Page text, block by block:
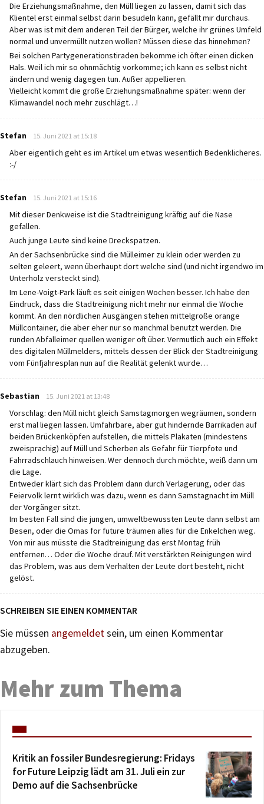
Die Erziehungsmaßnahme, den Müll liegen zu lassen, damit sich das
Klientel erst einmal selbst darin besudeln kann, gefällt mir durchaus.
Aber was ist mit dem anderen Teil der Bürger, welche ihr grünes Umfeld
normal und unvermüllt nutzen wollen? Müssen diese das hinnehmen?
Bei solchen Partygenerationstiraden bekomme ich öfter einen dicken
Hals. Weil ich mir so ohnmächtig vorkomme; ich kann es selbst nicht
ändern und wenig dagegen tun. Außer appellieren.
Vielleicht kommt die große Erziehungsmaßnahme später: wenn der
Klimawandel noch mehr zuschlägt…!
Stefan says:
15. Juni 2021 at 15:18
Aber eigentlich geht es im Artikel um etwas wesentlich Bedenklicheres.
:-/
Stefan says:
15. Juni 2021 at 15:16
Mit dieser Denkweise ist die Stadtreinigung kräftig auf die Nase
gefallen.
Auch junge Leute sind keine Dreckspatzen.
An der Sachsenbrücke sind die Mülleimer zu klein oder werden zu
selten geleert, wenn überhaupt dort welche sind (und nicht irgendwo im
Unterholz versteckt sind).
Im Lene-Voigt-Park läuft es seit einigen Wochen besser. Ich habe den
Eindruck, dass die Stadtreinigung nicht mehr nur einmal die Woche
kommt. An den nördlichen Ausgängen stehen mittelgroße orange
Müllcontainer, die aber eher nur so manchmal benutzt werden. Die
runden Abfalleimer quellen weniger oft über. Vermutlich auch ein Effekt
des digitalen Müllmelders, mittels dessen der Blick der Stadtreinigung
vom Fünfjahresplan nun auf die Realität gelenkt wurde…
Sebastian says:
15. Juni 2021 at 13:48
Vorschlag: den Müll nicht gleich Samstagmorgen wegräumen, sondern
erst mal liegen lassen. Umfahrbare, aber gut hindernde Barrikaden auf
beiden Brückenköpfen aufstellen, die mittels Plakaten (mindestens
zweisprachig) auf Müll und Scherben als Gefahr für Tierpfote und
Fahrradschlauch hinweisen. Wer dennoch durch möchte, weiß dann um
die Lage.
Entweder klärt sich das Problem dann durch Verlagerung, oder das
Feiervolk lernt wirklich was dazu, wenn es dann Samstagnacht im Müll
der Vorgänger sitzt.
Im besten Fall sind die jungen, umweltbewussten Leute dann selbst am
Besen, oder die Omas for future träumen alles für die Enkelchen weg.
Von mir aus müsste die Stadtreinigung das erst Montag früh
entfernen… Oder die Woche drauf. Mit verstärkten Reinigungen wird
das Problem, was aus dem Verhalten der Leute dort besteht, nicht
gelöst.
SCHREIBEN SIE EINEN KOMMENTAR
Sie müssen angemeldetsein, um einen Kommentar
abzugeben.
Mehr zum Thema
Kritik an fossiler Bundesregierung: Fridays
for Future Leipzig lädt am 31. Juli ein zur
Demo auf die Sachsenbrücke